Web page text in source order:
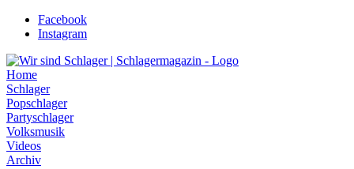
Zum
Inhalt
Facebook
Instagram
Home
Schlager
Popschlager
Partyschlager
Volksmusik
Videos
Archiv